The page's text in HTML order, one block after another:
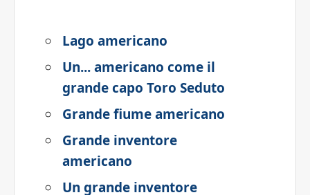
Lago americano
Un... americano come il
grande capo Toro Seduto
Grande fiume americano
Grande inventore
americano
Un grande inventore